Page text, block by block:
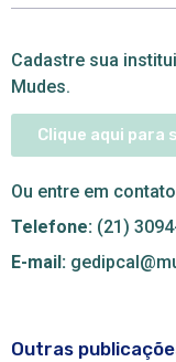
Cadastre sua
Mudes.
Clique aqui
Ou entre em
Telefone: (21)
E-mail:
Outras